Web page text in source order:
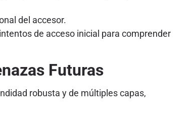
del accesor.
de acceso inicial para comprender
Futuras
robusta y de múltiples capas,